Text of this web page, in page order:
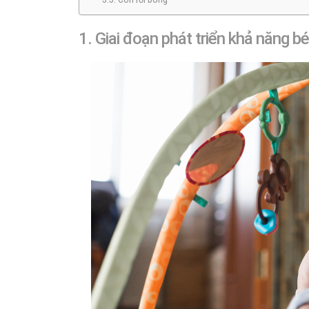
1. Giai đoạn phát triển khả năng bé